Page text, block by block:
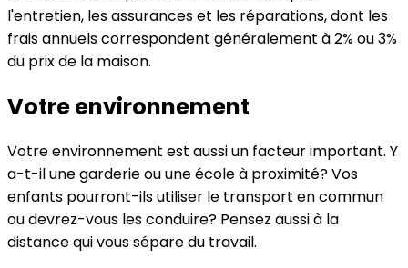
l'entretien, les assurances et les réparations, dont les
frais annuels correspondent généralement à 2% ou 3%
du prix de la maison.
Votre environnement
Votre environnement est aussi un facteur important. Y
a-t-il une garderie ou une école à proximité? Vos
enfants pourront-ils utiliser le transport en commun
ou devrez-vous les conduire? Pensez aussi à la
distance qui vous sépare du travail.